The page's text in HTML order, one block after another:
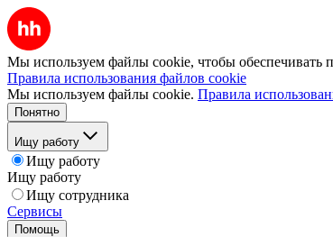
Мы используем файлы cookie, чтобы обеспечивать
Правила использования файлов cookie
Мы используем файлы cookie. Правила
Понятно
Ищу работу
Ищу работу
Ищу работу
Ищу сотрудника
Сервисы
Помощь